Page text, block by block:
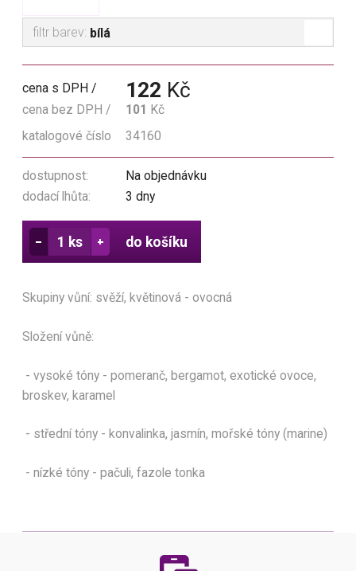
filtr barev: bílá
cena s DPH 122 Kč
cena bez DPH 101 Kč
katalogové číslo
34160
dostupnost:
Na objednávku
dodací lhůta:
3 dny
do košíku
Skupiny vůní: svěží, květinová - ovocná
Složení vůně:
- vysoké tóny - pomeranč, bergamot, exotické ovoce,
broskev, karamel
- střední tóny - konvalinka, jasmín, mořské tóny (marine)
- nízké tóny - pačuli, fazole tonka